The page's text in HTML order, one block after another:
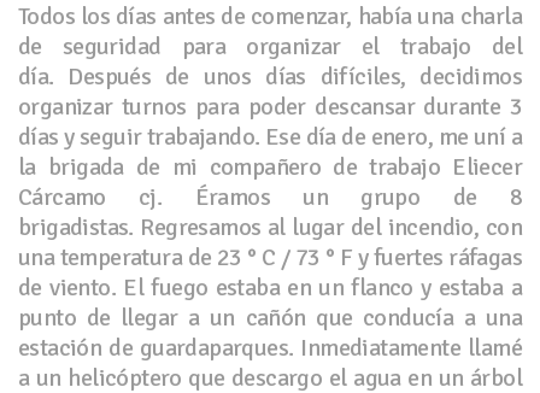
Todos los días antes de comenzar, había una charla
de seguridad para organizar el trabajo del
día. Después de unos días difíciles, decidimos
organizar turnos para poder descansar durante 3
días y seguir trabajando. Ese día de enero, me uní a
la brigada de mi compañero de trabajo Eliecer
Cárcamo cj. Éramos un grupo de 8
brigadistas. Regresamos al lugar del incendio, con
una temperatura de 23 ° C / 73 ° F y fuertes ráfagas
de viento. El fuego estaba en un flanco y estaba a
punto de llegar a un cañón que conducía a una
estación de guardaparques. Inmediatamente llamé
a un helicóptero que descargo el agua en un árbol